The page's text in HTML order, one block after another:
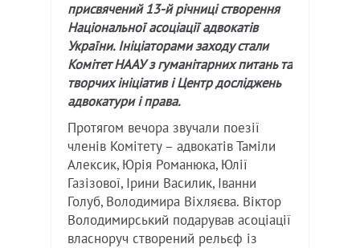
присвячений 13-й річниці створення
Національної асоціації адвокатів
України. Ініціаторами заходу стали
Комітет НААУ з гуманітарних питань та
творчих ініціатив і Центр досліджень
адвокатури і права.
Протягом вечора звучали поезії
членів Комітету – адвокатів Таміли
Алексик, Юрія Романюка, Юлії
Газізової, Ірини Василик, Іванни
Голуб, Володимира Віхляєва. Віктор
Володимирський подарував асоціації
власноруч створений рельєф із